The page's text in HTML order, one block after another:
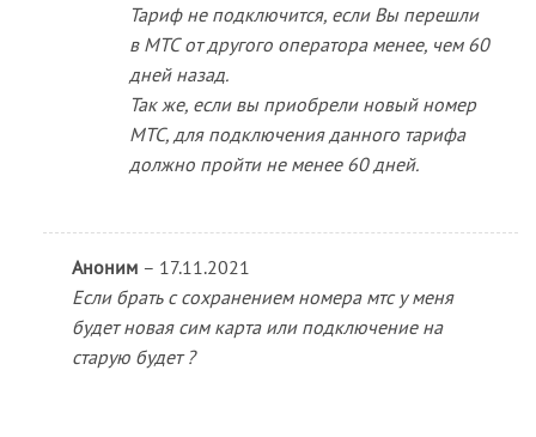
Тариф не подключится, если Вы перешли
в МТС от другого оператора менее, чем 60
дней назад.
Так же, если вы приобрели новый номер
МТС, для подключения данного тарифа
должно пройти не менее 60 дней.
Аноним – 17.11.2021
Если брать с сохранением номера мтс у меня
будет новая сим карта или подключение на
старую будет ?